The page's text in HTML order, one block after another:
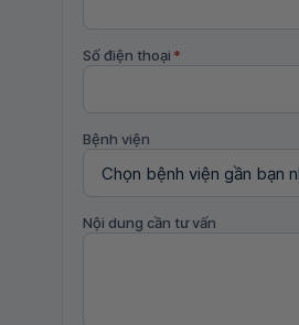
Số điện thoại *
Bệnh viện
Nội dung cần tư vấn